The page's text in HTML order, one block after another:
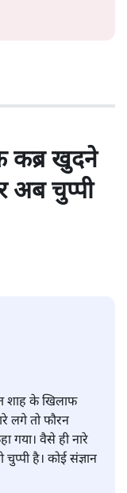
दशक गुज़ारने के
वर्ष प्रकाशन किया